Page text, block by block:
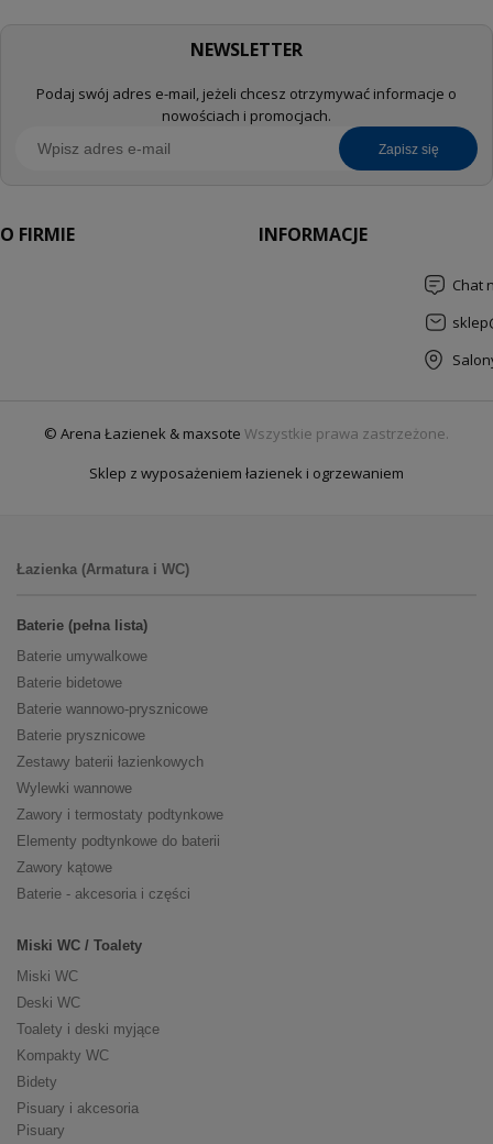
NEWSLETTER
Podaj swój adres e-mail, jeżeli chcesz otrzymywać informacje o
nowościach i promocjach.
zapisz się
O FIRMIE INFORMACJE
Chat
© Arena Łazienek & maxsote Wszystkie prawa zastrzeżone.
Sklep z wyposażeniem łazienek i ogrzewaniem
Łazienka (Armatura i WC)
Baterie (pełna lista)
Baterie umywalkowe
Baterie bidetowe
Baterie wannowo-prysznicowe
Baterie prysznicowe
Zestawy baterii łazienkowych
Wylewki wannowe
Zawory i termostaty podtynkowe
Elementy podtynkowe do baterii
Zawory kątowe
Baterie - akcesoria i części
Miski WC / Toalety
Miski WC
Deski WC
Toalety i deski myjące
Kompakty WC
Bidety
Pisuary i akcesoria
Pisuary